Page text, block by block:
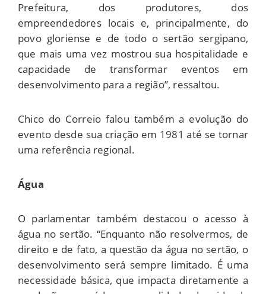
Prefeitura, dos produtores, dos
empreendedores locais e, principalmente, do
povo gloriense e de todo o sertão sergipano,
que mais uma vez mostrou sua hospitalidade e
capacidade de transformar eventos em
desenvolvimento para a região”, ressaltou.
Chico do Correio falou também a evolução do
evento desde sua criação em 1981 até se tornar
uma referência regional.
Água
O parlamentar também destacou o acesso à
água no sertão. “Enquanto não resolvermos, de
direito e de fato, a questão da água no sertão, o
desenvolvimento será sempre limitado. É uma
necessidade básica, que impacta diretamente a